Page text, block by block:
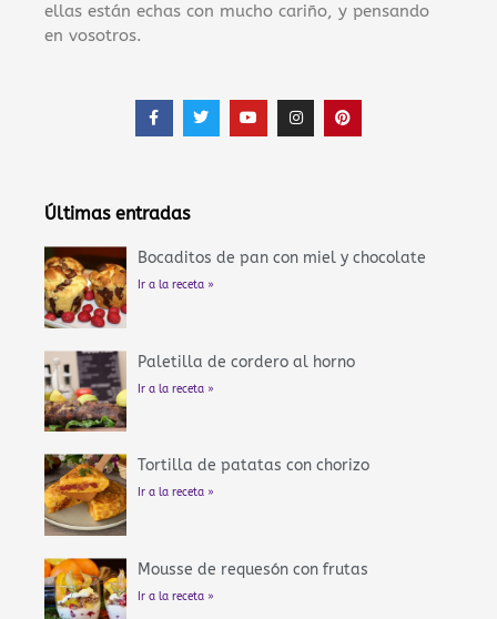
ellas están echas con mucho cariño, y pensando
en vosotros.
F
a
c
k
T
w
i
Y
o
u
I
n
s
P
i
n
Últimas entradas
Bocaditos de pan con miel y chocolate
Ir a la receta »
Paletilla de cordero al horno
Ir a la receta »
Tortilla de patatas con chorizo
Ir a la receta »
Mousse de requesón con frutas
Ir a la receta »